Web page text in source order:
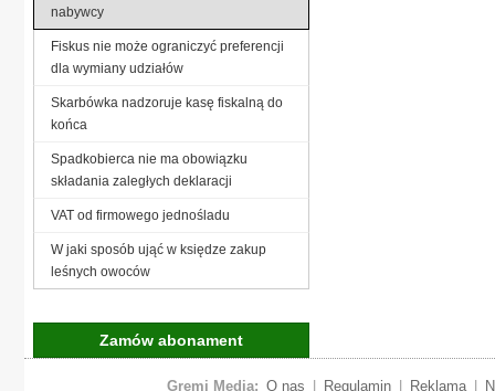
nabywcy
Fiskus nie może ograniczyć preferencji
dla wymiany udziałów
Skarbówka nadzoruje kasę fiskalną do
końca
Spadkobierca nie ma obowiązku
składania zaległych deklaracji
VAT od firmowego jednośladu
W jaki sposób ująć w księdze zakup
leśnych owoców
Zamów abonament
Gremi Media: O nas Regulamin Reklama